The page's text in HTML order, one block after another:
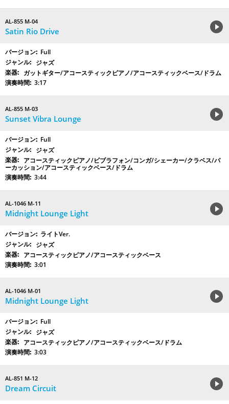
AL-855 M-04
Satin Rio Drive
Full
ジャズ
ガットギター/アコースティックピアノ/アコースティックベース/ドラム
3:17
AL-855 M-03
Sunset Vibra Lounge
Full
ジャズ
アコースティックピアノ/ビブラフォン/コンガ/シェーカー/クラベス/パ
ーカッション/アコースティックベース/ドラム
3:44
AL-1046 M-11
Midnight Lounge Light
ライトVer.
ジャズ
アコースティックピアノ/アコースティックベース
3:01
AL-1046 M-01
Midnight Lounge Light
Full
ジャズ
アコースティックピアノ/アコースティックベース/ドラム
3:03
AL-851 M-12
Dream Circuit